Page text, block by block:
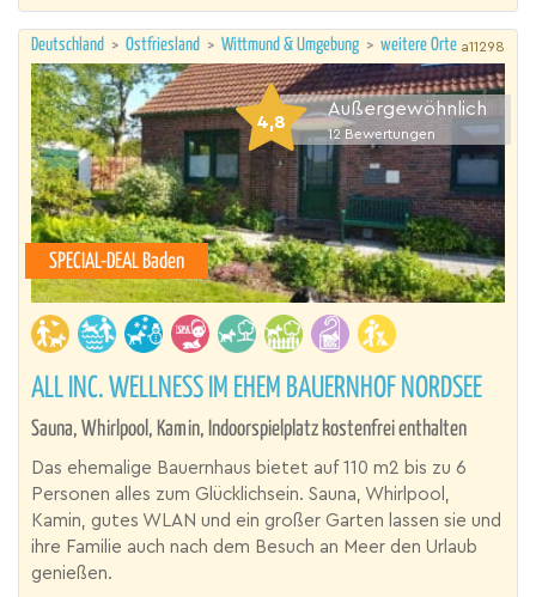
Deutschland > Ostfriesland > Wittmund & Umgebung > weitere Orte a11298
4,8
Außergewöhnlich
12 Bewertungen
SPECIAL-DEAL Baden
ALL INC. WELLNESS IM EHEM BAUERNHOF NORDSEE
Sauna, Whirlpool, Kamin, Indoorspielplatz kostenfrei enthalten
Das ehemalige Bauernhaus bietet auf 110 m2 bis zu 6
Personen alles zum Glücklichsein. Sauna, Whirlpool,
Kamin, gutes WLAN und ein großer Garten lassen sie und
ihre Familie auch nach dem Besuch an Meer den Urlaub
genießen.